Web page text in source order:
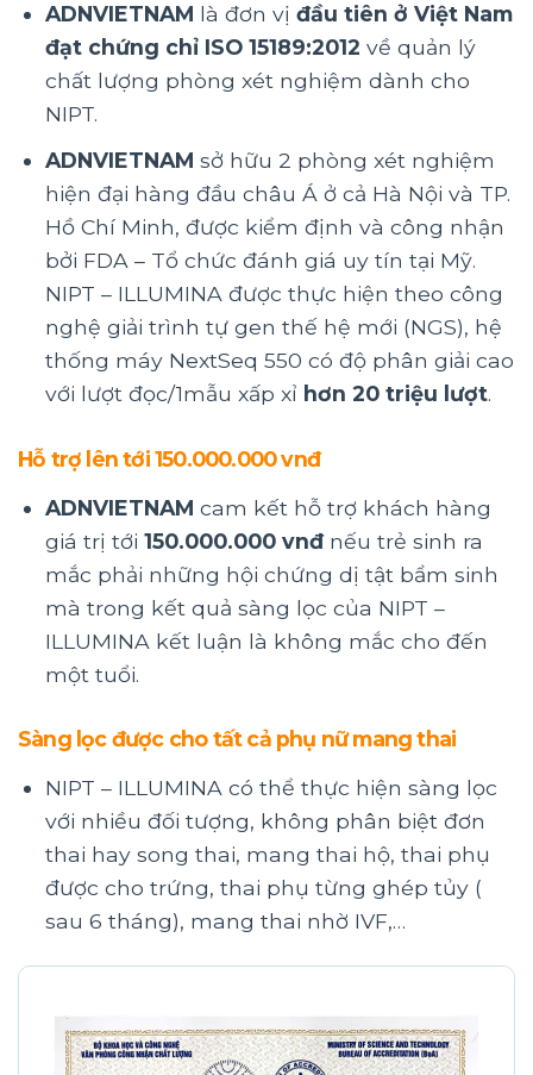
ADNVIETNAM là đơn vị đầu tiên ở Việt Nam
đạt chứng chỉ ISO 15189:2012 về quản lý
chất lượng phòng xét nghiệm dành cho
NIPT.
ADNVIETNAM sở hữu 2 phòng xét nghiệm
hiện đại hàng đầu châu Á ở cả Hà Nội và TP.
Hồ Chí Minh, được kiểm định và công nhận
bởi FDA – Tổ chức đánh giá uy tín tại Mỹ.
NIPT – ILLUMINA được thực hiện theo công
nghệ giải trình tự gen thế hệ mới (NGS), hệ
thống máy NextSeq 550 có độ phân giải cao
với lượt đọc/1mẫu xấp xỉ hơn 20 triệu lượt.
Hỗ trợ lên tới 150.000.000 vnđ
ADNVIETNAM cam kết hỗ trợ khách hàng
giá trị tới 150.000.000 vnđnếu trẻ sinh ra
mắc phải những hội chứng dị tật bẩm sinh
mà trong kết quả sàng lọc của NIPT –
ILLUMINA kết luận là không mắc cho đến
một tuổi.
Sàng lọc được cho tất cả phụ nữ mang thai
NIPT – ILLUMINA có thể thực hiện sàng lọc
với nhiều đối tượng, không phân biệt đơn
thai hay song thai, mang thai hộ, thai phụ
được cho trứng, thai phụ từng ghép tủy (
sau 6 tháng), mang thai nhờ IVF,…